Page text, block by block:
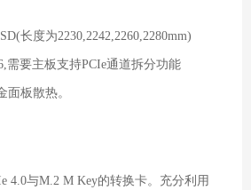
长度为2230,2242,2260,2280mm)
需要主板支持PCIe通道拆分功能
面板散热。
4.0与M.2 M Key的转换卡。充分利用